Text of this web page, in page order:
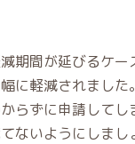
期間が延びるケ
に軽減されまし
らずに申請して
ないようにしまし